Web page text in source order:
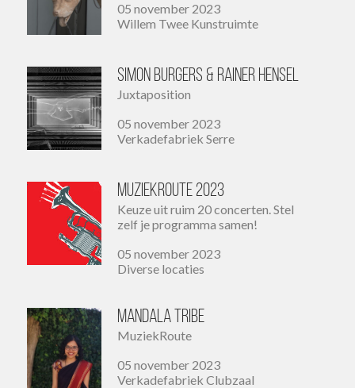
05 november 2023
Willem Twee Kunstruimte
Simon Burgers & Rainer Hensel
Juxtaposition
05 november 2023
Verkadefabriek Serre
MuziekRoute 2023
Keuze uit ruim 20 concerten. Stel
zelf je programma samen!
05 november 2023
Diverse locaties
Mandala Tribe
MuziekRoute
05 november 2023
Verkadefabriek Clubzaal